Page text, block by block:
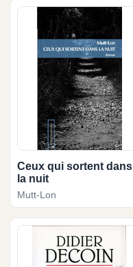
Ceux qui sortent dans
la nuit
Mutt-Lon